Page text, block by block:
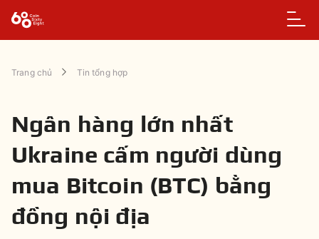
Trang chủ Tin tổng hợp
Ngân hàng lớn nhất
Ukraine cấm người dùng
mua Bitcoin (BTC) bằng
đồng nội địa